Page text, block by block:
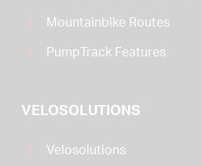
Mountainbike Routes
PumpTrack Features
VELOSOLUTIONS
Velosolutions